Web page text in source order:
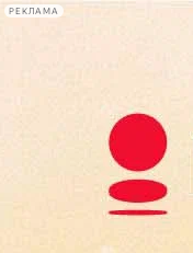
РЕКЛАМА
Сегодня:
2026.08.09
16:34
Афиша Plus